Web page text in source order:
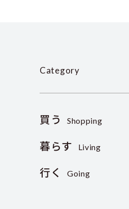
Category
買う Shopping
暮らす Living
行く Going